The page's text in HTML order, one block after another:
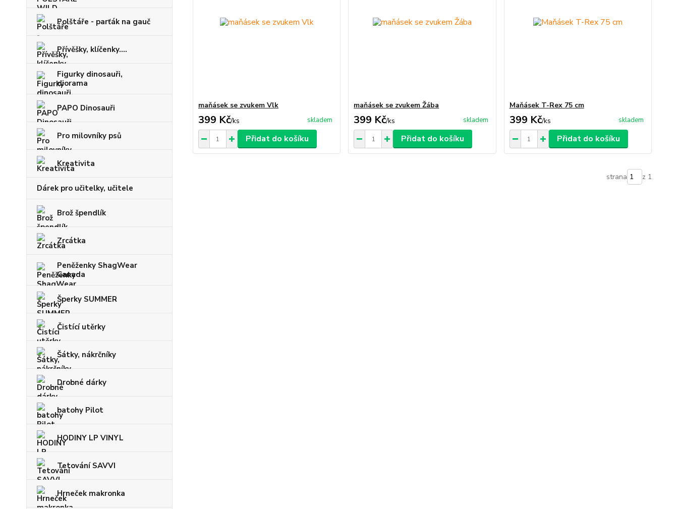
Polštáře - parťák na gauč
Přívěšky, klíčenky....
Figurky dinosauři,
diorama
PAPO Dinosauři
Pro milovníky psů
Kreativita
Dárek pro učitelky, učitele
Brož špendlík
Zrcátka
Peněženky ShagWear
Canada
Šperky SUMMER
Čistící utěrky
Šátky, nákrčníky
Drobné dárky
batohy Pilot
HODINY LP VINYL
Tetování SAVVI
Hrneček makronka
maňásek se zvukem Vlk
399 Kč/ks skladem
Přidat do košíku
maňásek se zvukem Žába
399 Kč/ks skladem
Přidat do košíku
Maňásek T-Rex 75 cm
399 Kč/ks skladem
Přidat do košíku
strana z 1